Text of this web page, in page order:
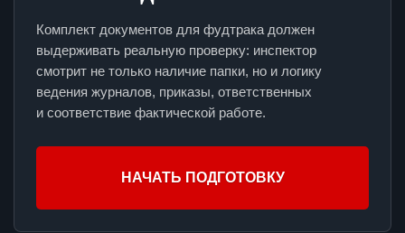
Комплект документов для фудтрака должен
выдерживать реальную проверку: инспектор
смотрит не только наличие папки, но и логику
ведения журналов, приказы, ответственных
и соответствие фактической работе.
НАЧАТЬ ПОДГОТОВКУ